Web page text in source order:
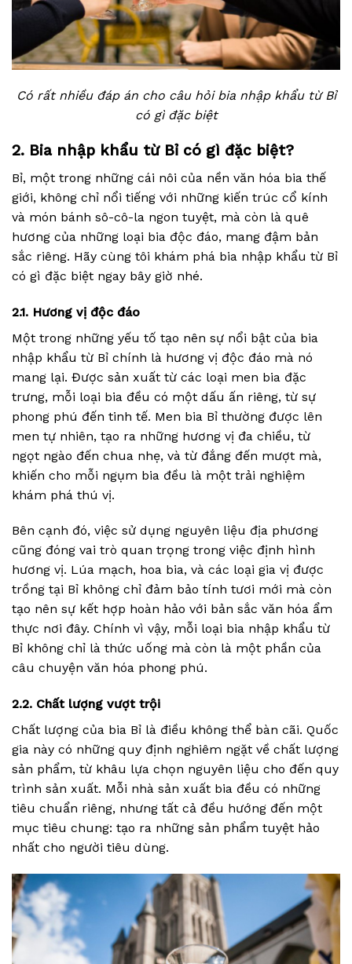
Có rất nhiều đáp án cho câu hỏi bia nhập khẩu từ Bỉ
có gì đặc biệt
2. Bia nhập khẩu từ Bỉ có gì đặc biệt?
Bỉ, một trong những cái nôi của nền văn hóa bia thế
giới, không chỉ nổi tiếng với những kiến trúc cổ kính
và món bánh sô-cô-la ngon tuyệt, mà còn là quê
hương của những loại bia độc đáo, mang đậm bản
sắc riêng. Hãy cùng tôi khám phá bia nhập khẩu từ Bỉ
có gì đặc biệt ngay bây giờ nhé.
2.1. Hương vị độc đáo
Một trong những yếu tố tạo nên sự nổi bật của bia
nhập khẩu từ Bỉ chính là hương vị độc đáo mà nó
mang lại. Được sản xuất từ các loại men bia đặc
trưng, mỗi loại bia đều có một dấu ấn riêng, từ sự
phong phú đến tinh tế. Men bia Bỉ thường được lên
men tự nhiên, tạo ra những hương vị đa chiều, từ
ngọt ngào đến chua nhẹ, và từ đắng đến mượt mà,
khiến cho mỗi ngụm bia đều là một trải nghiệm
khám phá thú vị.
Bên cạnh đó, việc sử dụng nguyên liệu địa phương
cũng đóng vai trò quan trọng trong việc định hình
hương vị. Lúa mạch, hoa bia, và các loại gia vị được
trồng tại Bỉ không chỉ đảm bảo tính tươi mới mà còn
tạo nên sự kết hợp hoàn hảo với bản sắc văn hóa ẩm
thực nơi đây. Chính vì vậy, mỗi loại bia nhập khẩu từ
Bỉ không chỉ là thức uống mà còn là một phần của
câu chuyện văn hóa phong phú.
2.2. Chất lượng vượt trội
Chất lượng của bia Bỉ là điều không thể bàn cãi. Quốc
gia này có những quy định nghiêm ngặt về chất lượng
sản phẩm, từ khâu lựa chọn nguyên liệu cho đến quy
trình sản xuất. Mỗi nhà sản xuất bia đều có những
tiêu chuẩn riêng, nhưng tất cả đều hướng đến một
mục tiêu chung: tạo ra những sản phẩm tuyệt hảo
nhất cho người tiêu dùng.